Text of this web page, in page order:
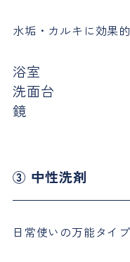
水垢・カルキに効果的
浴室
洗面台
鏡
③ 中性洗剤
日常使いの万能タイプ